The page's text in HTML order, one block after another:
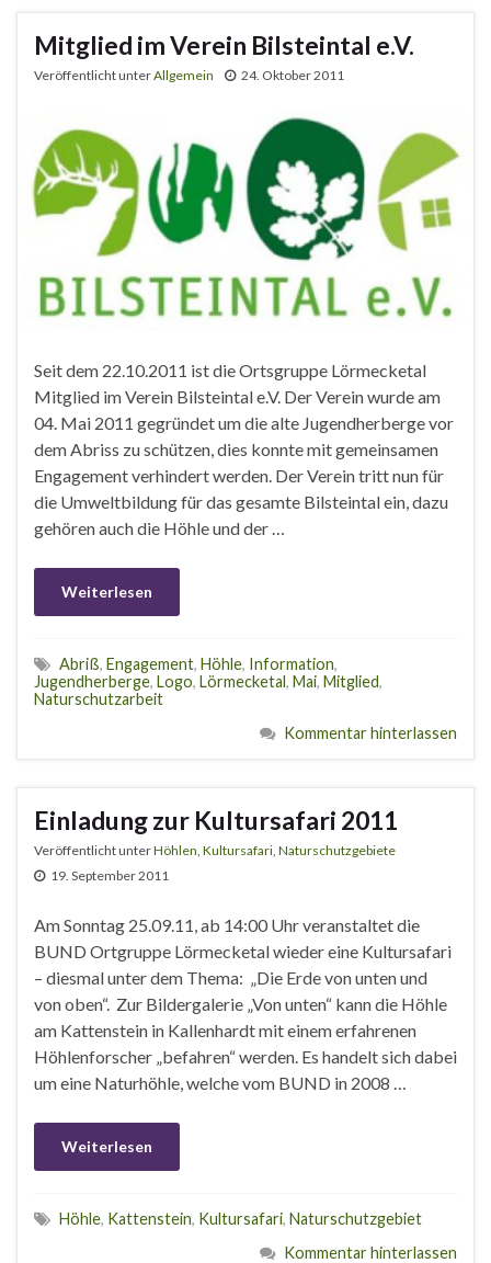
Mitglied im Verein Bilsteintal e.V.
Veröffentlicht unterAllgemein 24. Oktober 2011
Seit dem 22.10.2011 ist die Ortsgruppe Lörmecketal
Mitglied im Verein Bilsteintal e.V. Der Verein wurde am
04. Mai 2011 gegründet um die alte Jugendherberge vor
dem Abriss zu schützen, dies konnte mit gemeinsamen
Engagement verhindert werden. Der Verein tritt nun für
die Umweltbildung für das gesamte Bilsteintal ein, dazu
gehören auch die Höhle und der …
Weiterlesen
Abriß, Engagement, Höhle, Information,
Jugendherberge, Logo, Lörmecketal, Mai, Mitglied,
Naturschutzarbeit
Kommentar hinterlassen
Einladung zur Kultursafari 2011
Veröffentlicht unterHöhlen Kultursafari Naturschutzgebiete
19. September 2011
Am Sonntag 25.09.11, ab 14:00 Uhr veranstaltet die
BUND Ortgruppe Lörmecketal wieder eine Kultursafari
– diesmal unter dem Thema: „Die Erde von unten und
von oben“. Zur Bildergalerie „Von unten“ kann die Höhle
am Kattenstein in Kallenhardt mit einem erfahrenen
Höhlenforscher „befahren“ werden. Es handelt sich dabei
um eine Naturhöhle, welche vom BUND in 2008 …
Weiterlesen
Höhle, Kattenstein, Kultursafari, Naturschutzgebiet
Kommentar hinterlassen